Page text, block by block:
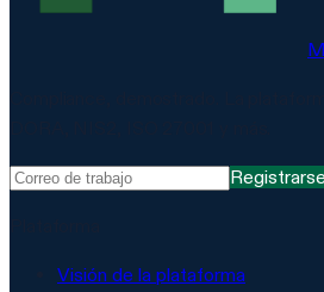
Registrarse
Visión de la plataforma